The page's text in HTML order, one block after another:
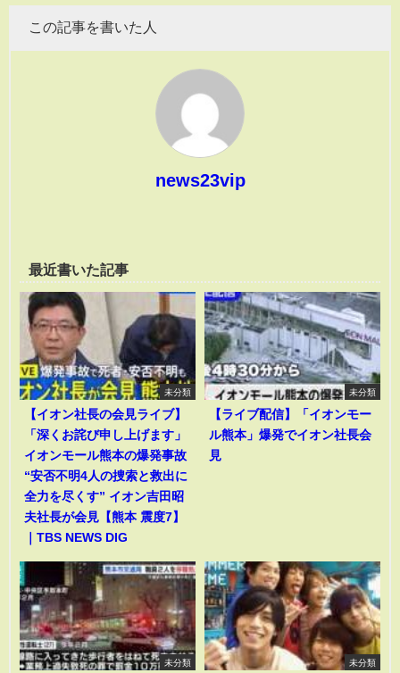
この記事を書いた人
news23vip
最近書いた記事
未分類
【イオン社長の会見ライブ】
「深くお詫び申し上げます」
イオンモール熊本の爆発事故
“安否不明4人の捜索と救出に
全力を尽くす” イオン吉田昭
夫社長が会見【熊本 震度7】
｜TBS NEWS DIG
未分類
【ライブ配信】「イオンモー
ル熊本」爆発でイオン社長会
見
未分類 未分類